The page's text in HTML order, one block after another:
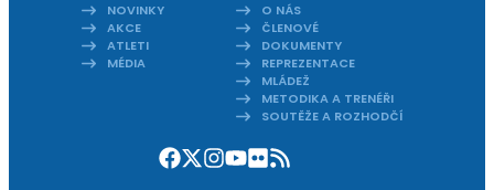
NOVINKY
AKCE
ATLETI
MÉDIA
O NÁS
ČLENOVÉ
DOKUMENTY
REPREZENTACE
MLÁDEŽ
METODIKA A TRENÉŘI
SOUTĚŽE A ROZHODČÍ